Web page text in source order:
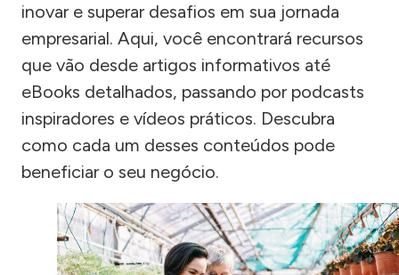
inovar e superar desafios em sua jornada
empresarial. Aqui, você encontrará recursos
que vão desde artigos informativos até
eBooks detalhados, passando por podcasts
inspiradores e vídeos práticos. Descubra
como cada um desses conteúdos pode
beneficiar o seu negócio.